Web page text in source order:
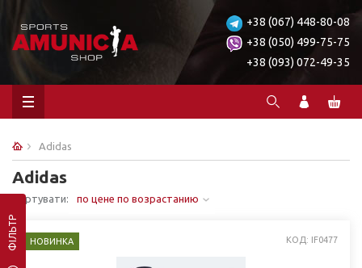
+38 (067) 448-80-08
+38 (050) 499-75-75
+38 (093) 072-49-35
Adidas
Adidas
Сортувати: по цене по возрастанию
ФІЛЬТР НОВИНКА КОД: IF0477